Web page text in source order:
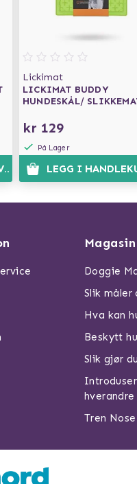
Lickimat
LICKIMAT BUDDY
HUNDESKÅL/
kr 129
På Lager
LEGG I
Doggie
Slik måler
Hva kan
Beskytt
Slik gjør
hverandre
Tren